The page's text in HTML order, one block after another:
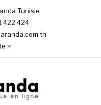
Tunisie
422 424